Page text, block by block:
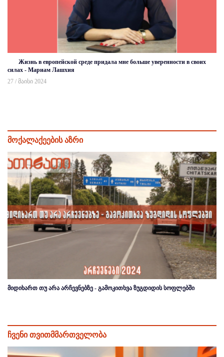
Жизнь в европейской среде придала мне больше уверенности в своих
силах - Мариам Лашхия
27 / მაისი 2024
მოქალაქეების აზრი
მიდიხართ თუ არა არჩევნებზე - გამოკითხვა ზუგდიდის სოფლებში
ჩვენი თვითმმართველობა